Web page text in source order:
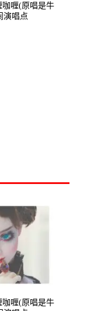
喱(原唱是牛
演唱点
喱(原唱是牛